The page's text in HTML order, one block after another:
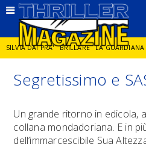
SILVIA DAI PRA' BRILLARE LA GUARDIANA
JORGE DIAZ LA SPIA DELITTO IN CORNICE
DIEGO ZANDEL GLI ANNI DI PIETRA
Segretissimo e
Un grande ritorno in edicola,
collana mondadoriana. E in
dell’immarcescibile Sua